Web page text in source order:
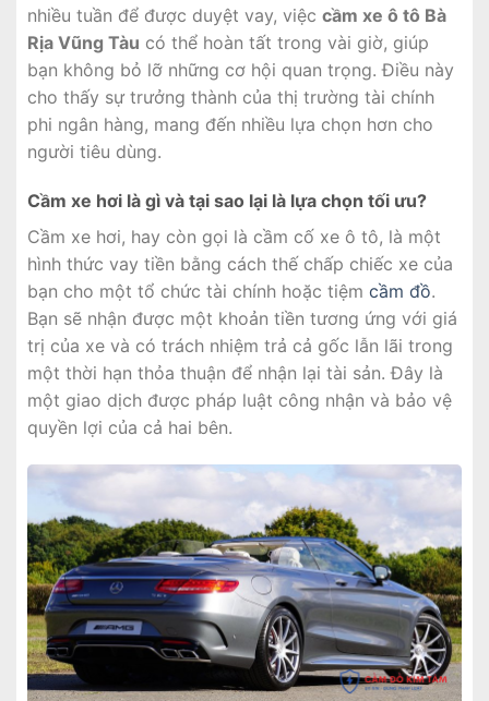
nhiều tuần để được duyệt vay, việc cầm xe ô tô Bà
Rịa Vũng Tàu có thể hoàn tất trong vài giờ, giúp
bạn không bỏ lỡ những cơ hội quan trọng. Điều này
cho thấy sự trưởng thành của thị trường tài chính
phi ngân hàng, mang đến nhiều lựa chọn hơn cho
người tiêu dùng.
Cầm xe hơi là gì và tại sao lại là lựa chọn tối ưu?
Cầm xe hơi, hay còn gọi là cầm cố xe ô tô, là một
hình thức vay tiền bằng cách thế chấp chiếc xe của
bạn cho một tổ chức tài chính hoặc tiệm cầm đồ.
Bạn sẽ nhận được một khoản tiền tương ứng với giá
trị của xe và có trách nhiệm trả cả gốc lẫn lãi trong
một thời hạn thỏa thuận để nhận lại tài sản. Đây là
một giao dịch được pháp luật công nhận và bảo vệ
quyền lợi của cả hai bên.